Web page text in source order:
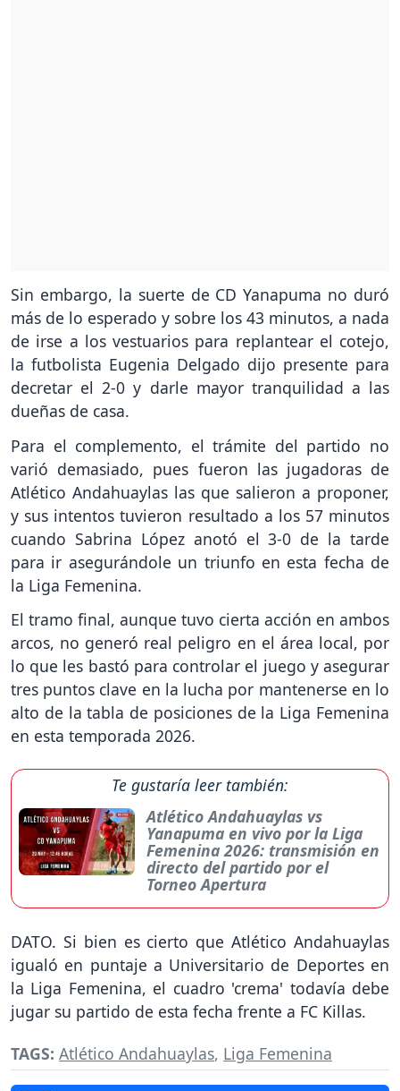
Sin embargo, la suerte de CD Yanapuma no duró
más de lo esperado y sobre los 43 minutos, a nada
de irse a los vestuarios para replantear el cotejo,
la futbolista Eugenia Delgado dijo presente para
decretar el 2-0 y darle mayor tranquilidad a las
dueñas de casa.
Para el complemento, el trámite del partido no
varió demasiado, pues fueron las jugadoras de
Atlético Andahuaylas las que salieron a proponer,
y sus intentos tuvieron resultado a los 57 minutos
cuando Sabrina López anotó el 3-0 de la tarde
para ir asegurándole un triunfo en esta fecha de
la Liga Femenina.
El tramo final, aunque tuvo cierta acción en ambos
arcos, no generó real peligro en el área local, por
lo que les bastó para controlar el juego y asegurar
tres puntos clave en la lucha por mantenerse en lo
alto de la tabla de posiciones de la Liga Femenina
en esta temporada 2026.
Te gustaría leer también:
Atlético Andahuaylas vs
Yanapuma en vivo por la Liga
Femenina 2026: transmisión en
directo del partido por el
Torneo Apertura
DATO. Si bien es cierto que Atlético Andahuaylas
igualó en puntaje a Universitario de Deportes en
la Liga Femenina, el cuadro 'crema' todavía debe
jugar su partido de esta fecha frente a FC Killas.
TAGS: Atlético Andahuaylas, Liga Femenina